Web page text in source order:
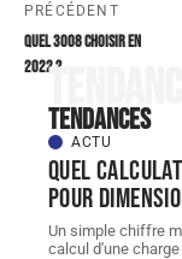
PRÉCÉDENT
Quel 3008 choisir en
2022 ?
Tendances
ACTU
Quel
pour
Un simple chiffre
calcul d'une